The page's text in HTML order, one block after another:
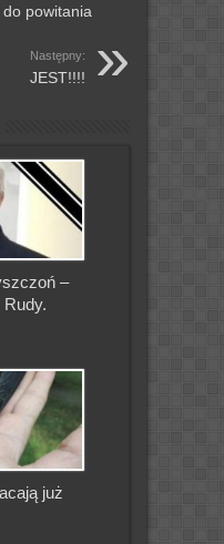
powitania
Następny:
JEST!!!!
–
Rudy.
już